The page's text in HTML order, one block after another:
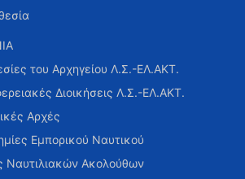
του Αρχηγείου Λ.Σ.-ΕΛ.ΑΚΤ.
Διοικήσεις Λ.Σ.-ΕΛ.ΑΚΤ.
Αρχές
Εμπορικού Ναυτικού
Ναυτιλιακών Ακολούθων